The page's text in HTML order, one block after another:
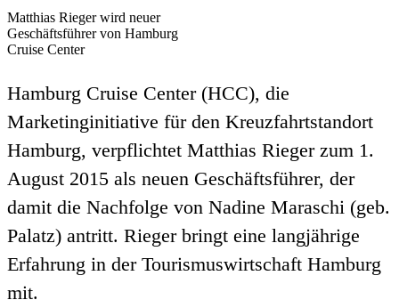
Matthias Rieger wird neuer
Geschäftsführer von Hamburg
Cruise Center
Hamburg Cruise Center (HCC), die
Marketinginitiative für den Kreuzfahrtstandort
Hamburg, verpflichtet Matthias Rieger zum 1.
August 2015 als neuen Geschäftsführer, der
damit die Nachfolge von Nadine Maraschi (geb.
Palatz) antritt. Rieger bringt eine langjährige
Erfahrung in der Tourismuswirtschaft Hamburg
mit.